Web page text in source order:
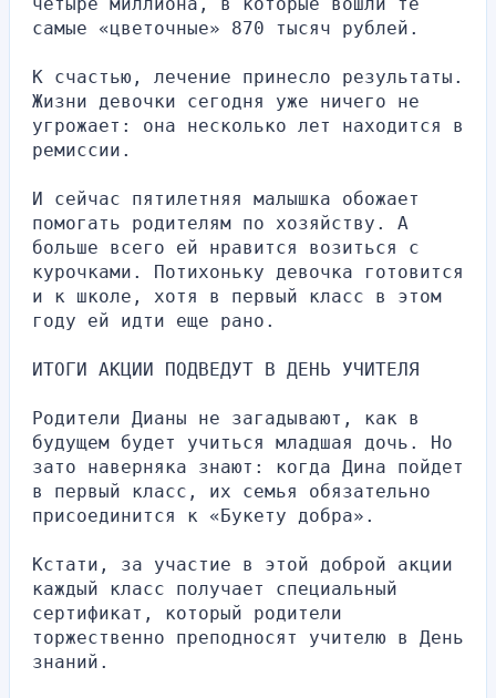
самые «цветочные» 870 тысяч рублей.
К счастью, лечение принесло результаты.
Жизни девочки сегодня уже ничего не
угрожает: она несколько лет находится в
ремиссии.
И сейчас пятилетняя малышка обожает
помогать родителям по хозяйству. А
больше всего ей нравится возиться с
курочками. Потихоньку девочка готовится
и к школе, хотя в первый класс в этом
году ей идти еще рано.
ИТОГИ АКЦИИ ПОДВЕДУТ В ДЕНЬ УЧИТЕЛЯ
Родители Дианы не загадывают, как в
будущем будет учиться младшая дочь. Но
зато наверняка знают: когда Дина пойдет
в первый класс, их семья обязательно
присоединится к «Букету добра».
Кстати, за участие в этой доброй акции
каждый класс получает специальный
сертификат, который родители
торжественно преподносят учителю в День
знаний.